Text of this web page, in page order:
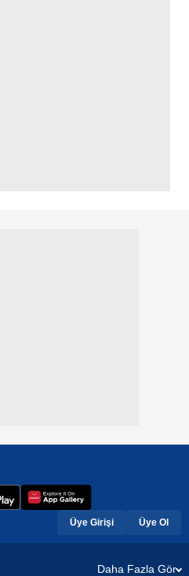
Üye Girişi Üye Ol
Daha Fazla Gör